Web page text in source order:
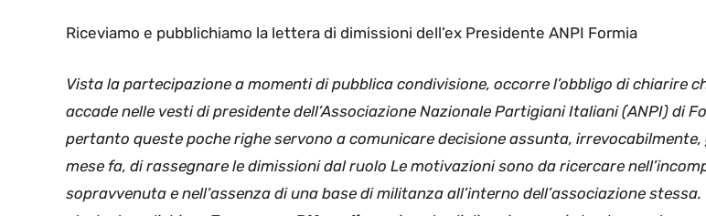
Riceviamo e pubblichiamo la lettera di dimissioni dell’ex Presidente ANPI Formia
Vista la partecipazione a momenti di pubblica condivisione, occorre l’obbligo di chiarire
accade nelle vesti di presidente dell’Associazione Nazionale Partigiani Italiani (ANPI) di
pertanto queste poche righe servono a comunicare decisione assunta, irrevocabilmente,
mese fa, di rassegnare le dimissioni dal ruolo Le motivazioni sono da ricercare
sopravvenuta e nell’assenza di una base di militanza all’interno dell’associazione stessa.